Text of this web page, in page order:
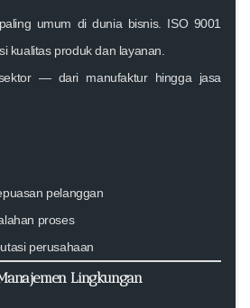
umum di dunia bisnis. ISO 9001
kualitas produk dan layanan.
— dari manufaktur hingga jasa
pelanggan
proses
perusahaan
Lingkungan